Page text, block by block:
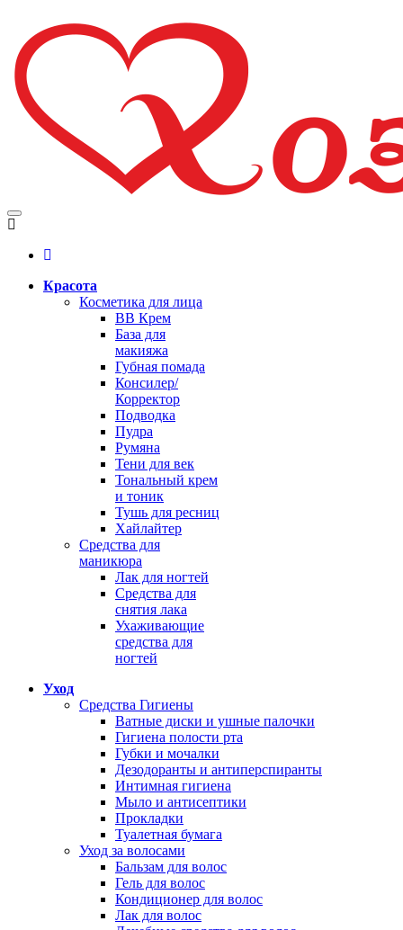
Красота
Косметика для лица
BB Крем
База для
макияжа
Губная помада
Консилер/
Корректор
Подводка
Пудра
Румяна
Тени для век
Тональный крем
и тоник
Тушь для ресниц
Хайлайтер
Средства для
маникюра
Лак для ногтей
Средства для
снятия лака
Ухаживающие
средства для
ногтей
Уход
Средства Гигиены
Ватные диски и ушные палочки
Гигиена полости рта
Губки и мочалки
Дезодоранты и антиперспиранты
Интимная гигиена
Мыло и антисептики
Прокладки
Туалетная бумага
Уход за волосами
Бальзам для волос
Гель для волос
Кондиционер для волос
Лак для волос